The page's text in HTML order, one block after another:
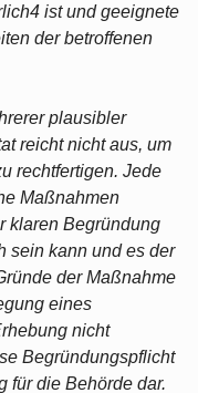
ist und geeignete
der betroffenen
plausibler
reicht nicht aus, um
rechtfertigen. Jede
Maßnahmen
klaren Begründung
sein kann und es der
der Maßnahme
eines
nicht
Begründungspflicht
für die Behörde dar.